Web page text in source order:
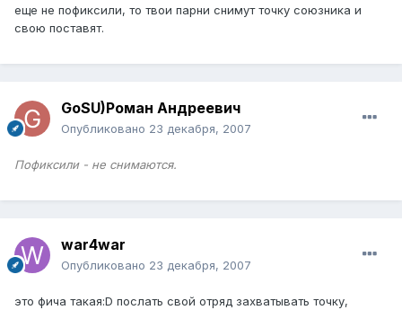
еще не пофиксили, то твои парни снимут точку союзника и
свою поставят.
GoSU)Роман Андреевич
Опубликовано 23 декабря, 2007
Пофиксили - не снимаются.
war4war
Опубликовано 23 декабря, 2007
это фича такая:D послать свой отряд захватывать точку,